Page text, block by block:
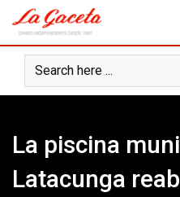
content
La piscina
Latacunga